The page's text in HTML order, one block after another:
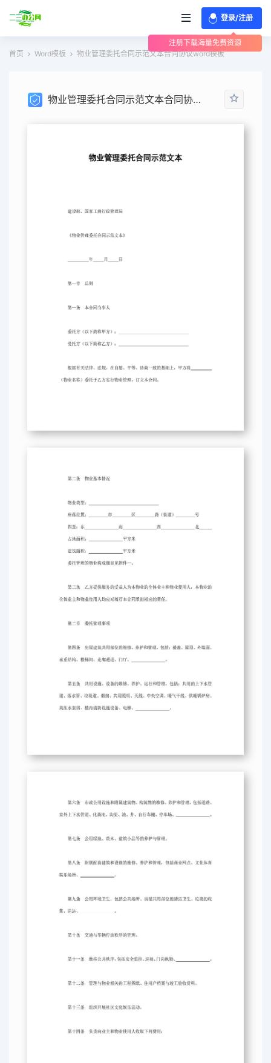
登录/注册
注册下载海量免费资源
首页
Word模板 物业管理委托合同示范文本合同协议word模板
物业管理委托合同示范文本合同协议word模板